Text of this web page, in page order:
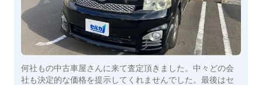
何社もの中古車屋さんに来て査定頂きました。中々どの会
社も決定的な価格を提示してくれませんでした。最後はセ